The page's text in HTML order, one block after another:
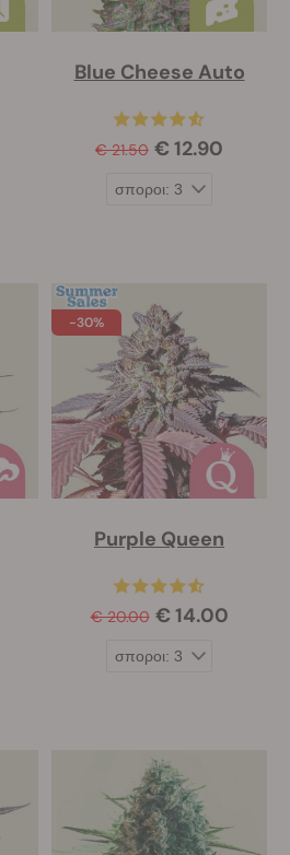
Blue Cheese Auto
€ 21.50 € 12.90
-30%
Purple Queen
€ 20.00 € 14.00